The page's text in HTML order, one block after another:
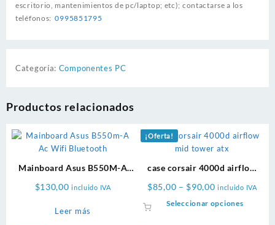
escritorio, mantenimientos de pc/laptop; etc); contactarse a los
teléfonos:0995851795
Categoría: Componentes PC
Productos relacionados
Mainboard Asus B550M-A
$130,00 incluido IVA
Leer más
¡Oferta!
case corsair 4000d airflow
$85,00 – $90,00Price
range:
incluido IVA
Seleccionar opcionesEste